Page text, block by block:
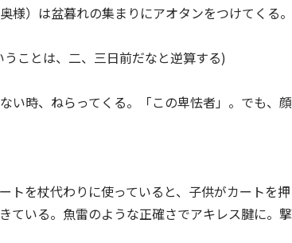
様）は盆暮れの集まりにアオタンをつけてくる。
ことは、二、三日前だなと逆算する)
い時、ねらってくる。「この卑怯者」。でも、顔
トを杖代わりに使っていると、子供がカートを
ている。魚雷のような正確さでアキレス腱に。